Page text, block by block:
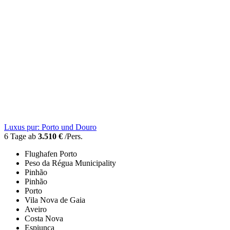
Luxus pur: Porto und Douro
6 Tage ab 3.510 € /Pers.
Flughafen Porto
Peso da Régua Municipality
Pinhão
Pinhão
Porto
Vila Nova de Gaia
Aveiro
Costa Nova
Espiunca